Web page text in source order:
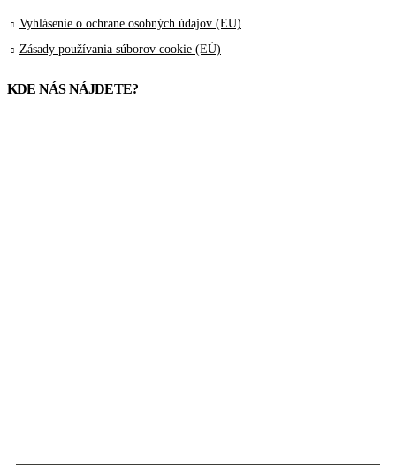
Vyhlásenie o ochrane osobných údajov (EU)
Zásady používania súborov cookie (EÚ)
KDE NÁS NÁJDETE?